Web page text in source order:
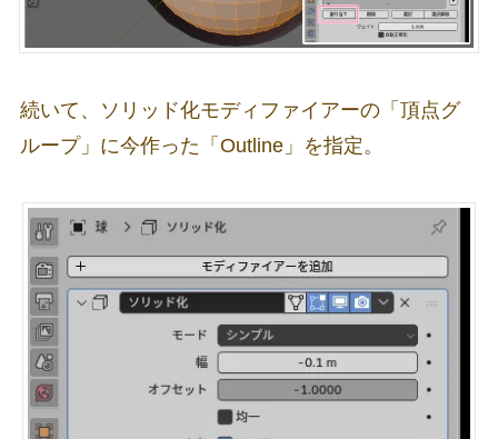
続いて、ソリッド化モディファイアーの「頂点グ
ループ」に今作った「Outline」を指定。